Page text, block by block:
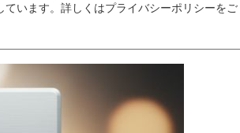
います。詳しくはプライバシーポリシーをご